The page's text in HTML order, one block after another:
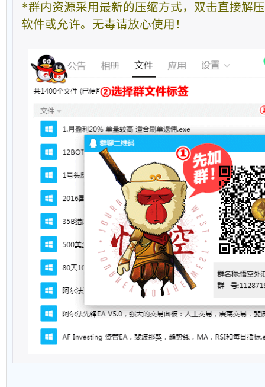
*群内资源采用最新的压缩方式，双击直接解
软件或允许。无毒请放心使用！